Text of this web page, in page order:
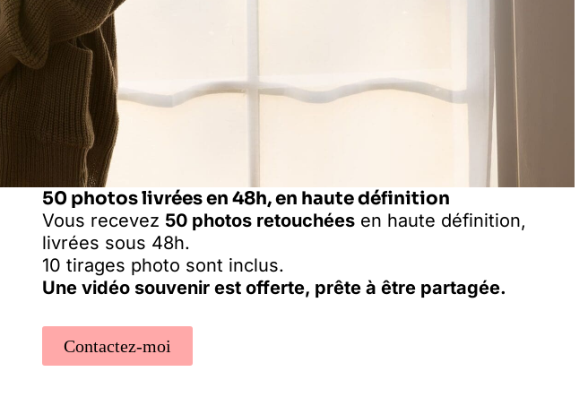
50 photos livrées en 48h, en haute définition
Vous recevez 50 photos retouchéesen haute définition,
livrées sous 48h.
10 tirages photo sont inclus.
Une vidéo souvenir est offerte, prête à être partagée.
Contactez-moi